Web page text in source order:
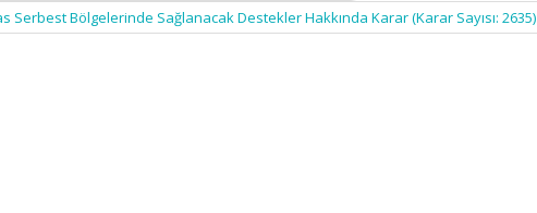
Serbest Bölgelerinde Sağlanacak Destekler Hakkında Karar (Karar Sayısı: 2635)